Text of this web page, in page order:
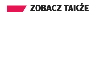
ZOBACZ TAKŻE